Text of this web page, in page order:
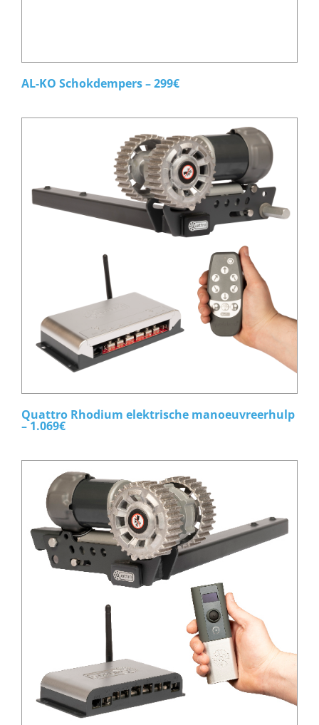
AL-KO Schokdempers – 299€
Quattro Rhodium elektrische manoeuvreerhulp
– 1.069€